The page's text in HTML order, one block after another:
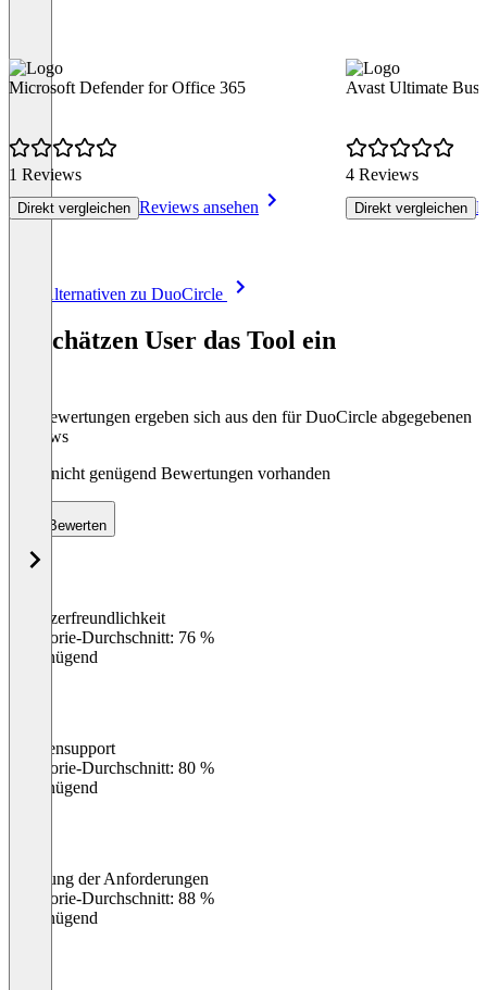
Microsoft Defender for Office 365
1 Reviews
Direkt vergleichen Reviews ansehen
Avast Ultimate
4 Reviews
Direkt vergleichen
Alle Alternativen zu DuoCircle
So schätzen User das Tool ein
Die Bewertungen ergeben sich aus den für DuoCircle abgegebenen
Reviews
Noch nicht genügend Bewertungen vorhanden
Bewerten
Benutzerfreundlichkeit
Kategorie-Durchschnitt: 76 %
Ungenügend
Kundensupport
Kategorie-Durchschnitt: 80 %
Ungenügend
Erfüllung der Anforderungen
Kategorie-Durchschnitt: 88 %
Ungenügend